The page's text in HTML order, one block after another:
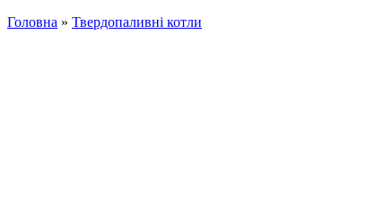
Головна » Твердопаливні котли